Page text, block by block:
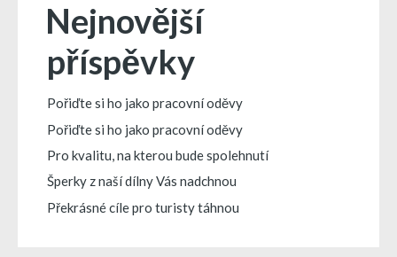
Nejnovější
příspěvky
Pořiďte si ho jako pracovní oděvy
Pořiďte si ho jako pracovní oděvy
Pro kvalitu, na kterou bude spolehnutí
Šperky z naší dílny Vás nadchnou
Překrásné cíle pro turisty táhnou